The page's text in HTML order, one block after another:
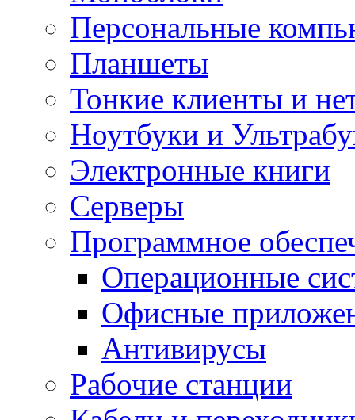
Персональные
Планшеты
Тонкие клиенты и
Ноутбуки и
Электронные книги
Серверы
Программное
Операционные
Офисные
Антивирусы
Рабочие станции